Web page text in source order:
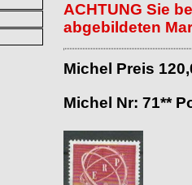
ACHTUNG Sie
abgebildeten
Michel Preis
Michel Nr: 71**